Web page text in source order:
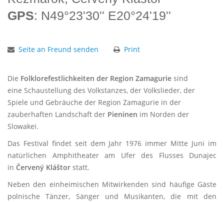
GPS: N49°23'30'' E20°24'19''
Seite an Freund senden Print
Die Folklorefestlichkeiten der Region Zamagurie sind
eine Schaustellung des Volkstanzes, der Volkslieder, der
Spiele und Gebräuche der Region Zamagurie in der
zauberhaften Landschaft der Pieninen im Norden der
Slowakei.
Das Festival findet seit dem Jahr 1976 immer Mitte Juni im
natürlichen Amphitheater am Ufer des Flusses Dunajec
in Červený Kláštor statt.
Neben den einheimischen Mitwirkenden sind häufige Gäste
polnische Tänzer, Sänger und Musikanten, die mit den